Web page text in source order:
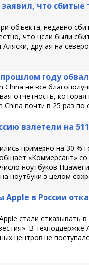
что сбитые
объекта, недавно
что цели были
другая на
году
China не всё
отчётность, которая
почти в 25 раз по
взлетели на
примерно на 30 %
«Коммерсант» со
ноутбуков Huawei
ноутбуки в целом
в России
стали отказывать
В техподдержке
центров не